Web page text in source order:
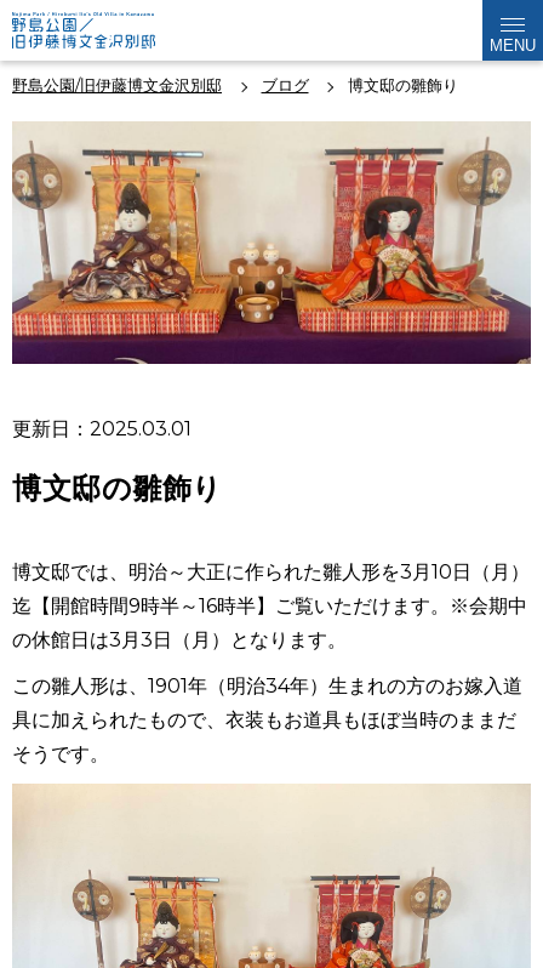
MENU
野島公園/旧伊藤博文金沢別邸 ブログ 博文邸の雛飾り
更新日：2025.03.01
博文邸の雛飾り
博文邸では、明治～大正に作られた雛人形を3月10日（月）
迄【開館時間9時半～16時半】ご覧いただけます。※会期中
の休館日は3月3日（月）となります。
この雛人形は、1901年（明治34年）生まれの方のお嫁入道
具に加えられたもので、衣装もお道具もほぼ当時のままだ
そうです。